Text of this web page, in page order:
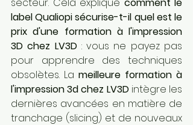
secteur. Cela explique comment le
label Qualiopi sécurise-t-il quel est le
prix d'une formation à l'impression
3D chez LV3D : vous ne payez pas
pour apprendre des techniques
obsolètes. La meilleure formation à
l'impression 3d chez LV3D intègre les
dernières avancées en matière de
tranchage (slicing) et de nouveaux